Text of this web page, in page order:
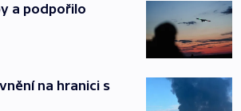
a podpořilo
na hranici s